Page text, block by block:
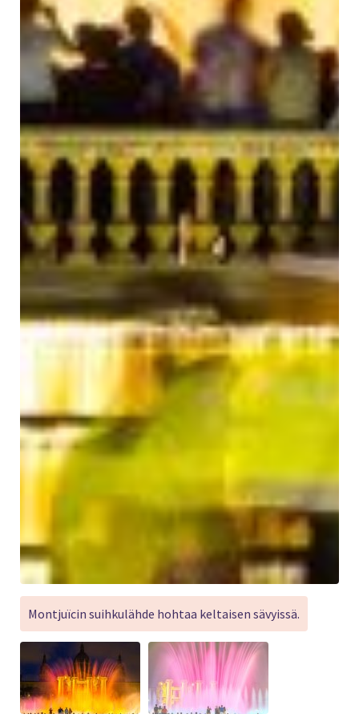
Montjuïcin suihkulähde hohtaa keltaisen sävyissä.